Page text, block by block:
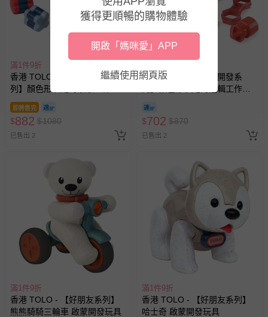
滿1件9折
香港 TOLO - 【啟蒙開發系
列】顏色形狀配對敲敲工作檯
啟蒙開發玩具
即將售完
$882 $1080
已售出 2
香港 TOLO - 【啟蒙開發系
列】顏色形狀配對邏輯工作箱
$702 $870
已售出 2
滿1件9折
香港 TOLO - 【好朋友系列】
熊熊騎騎三輪車 啟蒙開發玩具
滿1件9折
香港 TOLO - 【好朋友系列】
哈士奇 啟蒙開發玩具
獲得更順暢的購物體驗
開啟「媽咪愛」APP
繼續使用網頁版